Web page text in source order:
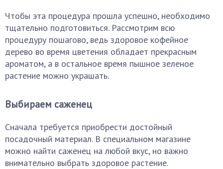
Чтобы эта процедура прошла успешно, необходимо
тщательно подготовиться. Рассмотрим всю
процедуру пошагово, ведь здоровое кофейное
дерево во время цветения обладает прекрасным
ароматом, а в остальное время пышное зеленое
растение можно украшать.
Выбираем саженец
Сначала требуется приобрести достойный
посадочный материал. В специальном магазине
можно найти саженец на любой вкус, но важно
внимательно выбрать здоровое растение.